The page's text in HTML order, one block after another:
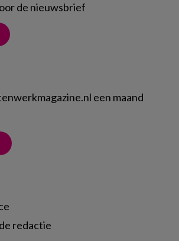
de nieuwsbrief
een maand
redactie